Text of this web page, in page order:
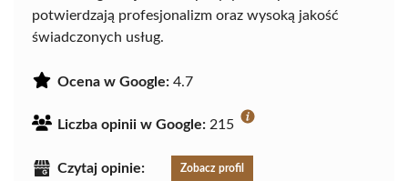
potwierdzają profesjonalizm oraz wysoką jakość
świadczonych usług.
Ocena w Google: 4.7
Liczba opinii w Google: 215
Czytaj opinie: Zobacz profil